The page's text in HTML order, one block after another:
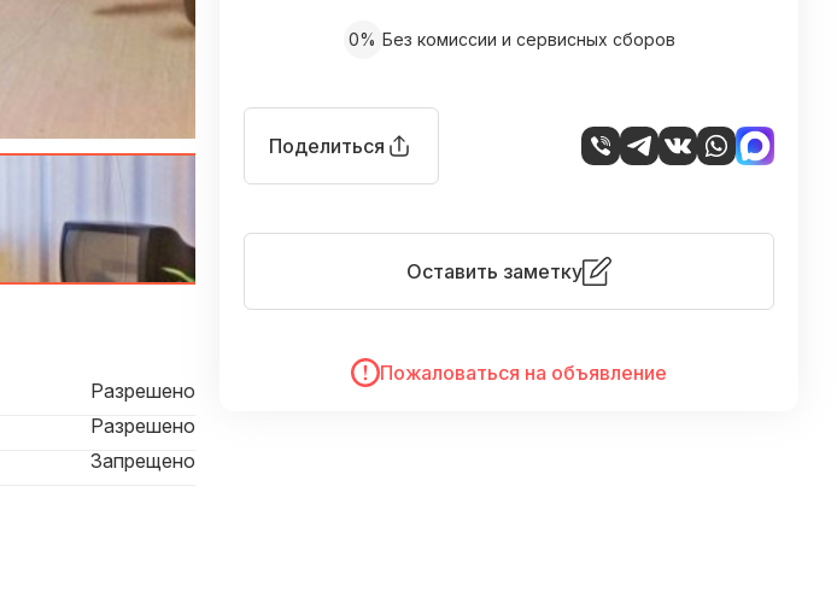
Разрешено
Разрешено
Запрещено
0% Без комиссии и сервисных сборов
Поделиться
Оставить заметку
Пожаловаться на объявление